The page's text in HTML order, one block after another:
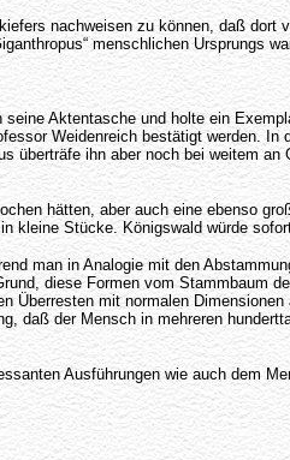
nachweisen zu können, daß
menschlichen Ursprungs
Aktentasche und holte ein
Weidenreich bestätigt werden.
überträfe ihn aber noch bei weitem
hätten, aber auch eine ebenso
Stücke. Königswald würde
man in Analogie mit den
diese Formen vom Stammbaum
Überresten mit normalen
daß der Mensch in mehreren
Ausführungen wie auch dem